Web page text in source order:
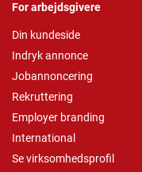
For arbejdsgivere
Din kundeside
Indryk annonce
Jobannoncering
Rekruttering
Employer branding
International
Se virksomhedsprofil